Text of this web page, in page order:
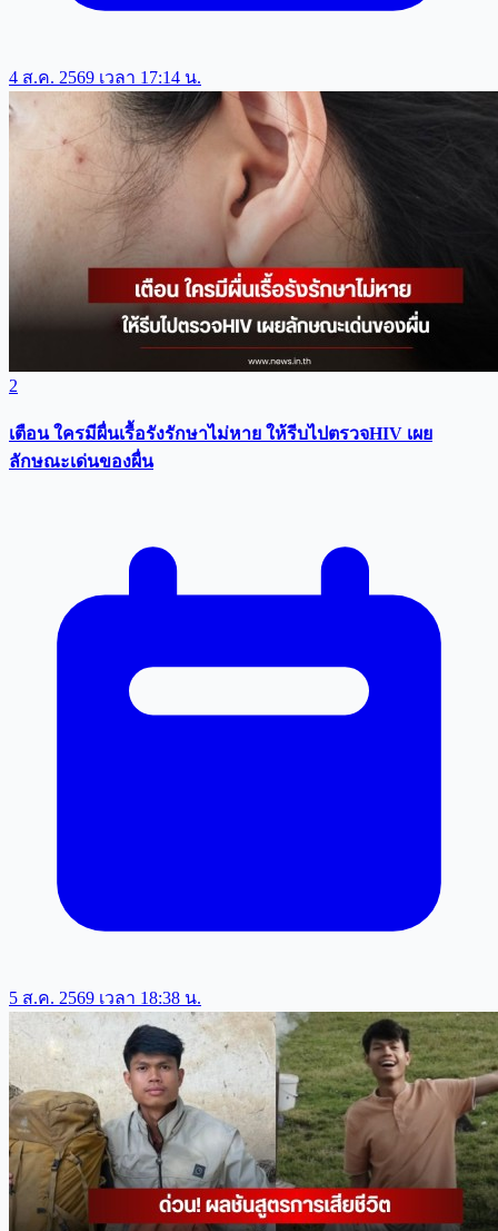
4 ส.ค. 2569 เวลา 17:14 น.
2
เตือน ใครมีผื่นเรื้อรังรักษาไม่หาย ให้รีบไปตรวจHIV เผย
ลักษณะเด่นของผื่น
5 ส.ค. 2569 เวลา 18:38 น.